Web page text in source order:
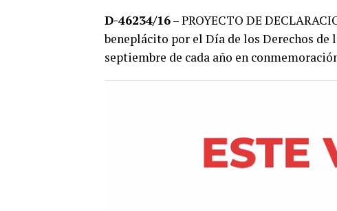
D-46234/16– PROYECTO DE
beneplácito por el Día de los Derechos de
septiembre de cada año en